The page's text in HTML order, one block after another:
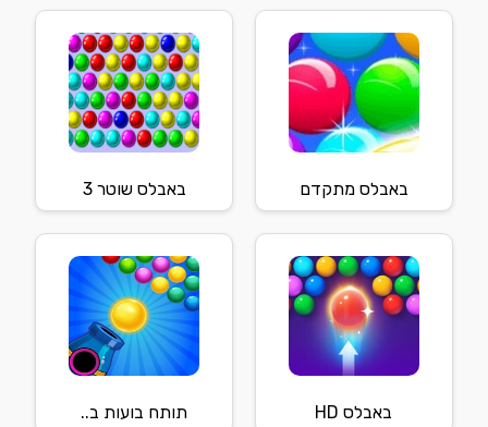
באבלס מתקדם באבלס שוטר 3
באבלס HD תותח בועות ב..